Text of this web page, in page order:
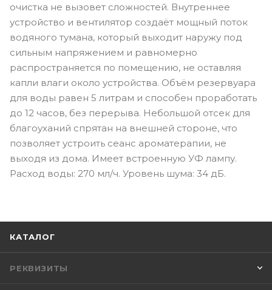
очистка не вызовет сложностей. Внутреннее
устройство и вентилятор создаёт мощный поток
водяного тумана, который выходит наружу под
сильным напряжением и равномерно
распространяется по помещению, не оставляя
капли влаги около устройства. Объём резервуара
для воды равен 5 литрам и способен проработать
до 12 часов, без перерыва. Небольшой отсек для
благоуханий спрятан на внешней стороне, что
позволяет устроить сеанс ароматерапии, не
выходя из дома. Имеет встроенную УФ лампу.
Расход воды: 270 мл/ч. Уровень шума: 34 дБ.
КАТАЛОГ
РЕКВИЗИТЫ